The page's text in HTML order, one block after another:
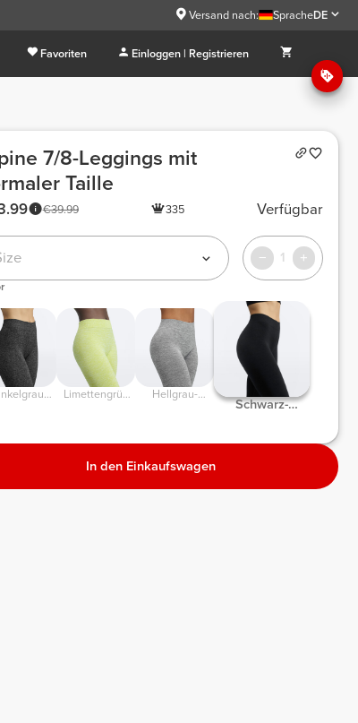
Versand nach: SpracheDE
Favoriten Einloggen | Registrieren
7/8-Leggings mit
Taille
€39.99 335 Verfügbar
1
Limettengrün
Hellgrau-
Schwarz-
In den Einkaufswagen